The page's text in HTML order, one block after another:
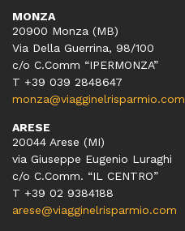
MONZA
20900 Monza (MB)
Via Della Guerrina, 98/100
c/o C.Comm “IPERMONZA”
T +39 039 2848647
monza@viagginelrisparmio.com
ARESE
20044 Arese (MI)
via Giuseppe Eugenio Luraghi
c/o C.Comm. “IL CENTRO”
T +39 02 9384188
arese@viagginelrisparmio.com